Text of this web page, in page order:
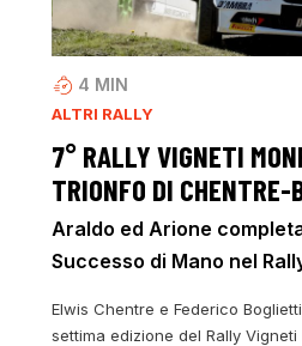
4 MIN
ALTRI RALLY
7° RALLY VIGNETI
TRIONFO DI CHENTRE-
Araldo ed Arione
Successo di Mano nel
Elwis Chentre e Federico
settima edizione del Rally